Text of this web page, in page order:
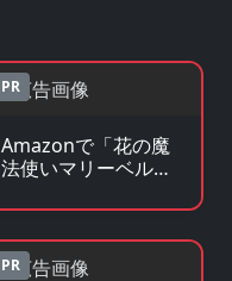
PR
Amazonで「花の魔
法使いマリーベル」
る
PR